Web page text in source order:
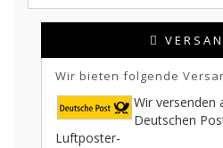
Wir bieten folgende
Wir versenden
Deutschen
Luftposter-